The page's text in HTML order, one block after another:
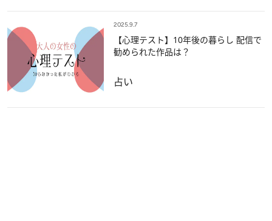
2025.9.7
【心理テスト】10年後の暮らし 配信で
勧められた作品は？
占い